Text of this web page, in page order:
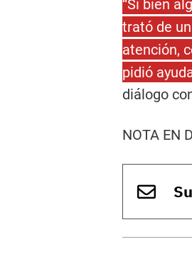
“Si bien
trató de
atención,
pidió
diálogo
NOTA EN